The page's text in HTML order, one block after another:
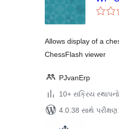
Allows display of a
ChessFlash viewer
PJvanErp
10+ સક્રિય સ્થાપનો
4.0.38 સાથે